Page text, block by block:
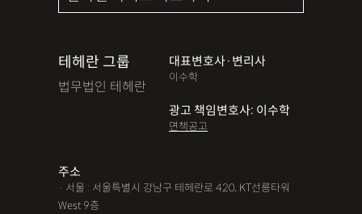
테헤란 그룹
법무법인 테헤란
대표변호사·변리사
이수학
광고 책임변호사: 이수학
면책공고
주소
· 서울 : 서울특별시 강남구 테헤란로 420, KT선릉타워
West 9층